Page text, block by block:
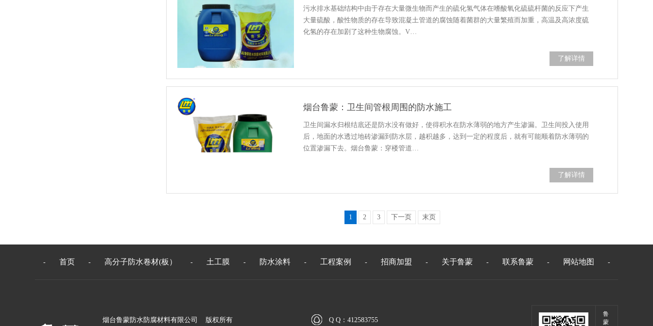
污水排水基础结构中由于存在大量微生物而产生的硫化氢气体在嗜酸氧化硫硫杆菌的反应下产生
大量硫酸，酸性物质的存在导致混凝土管道的腐蚀随着菌群的大量繁殖而加重，高温及高浓度硫
化氢的存在加剧了这种生物腐蚀。V…
了解详情
烟台鲁蒙：卫生间管根周围的防水施工
卫生间漏水归根结底还是防水没有做好，使得积水在防水薄弱的地方产生渗漏。卫生间投入使用
后，地面的水透过地砖渗漏到防水层，越积越多，达到一定的程度后，就有可能顺着防水薄弱的
位置渗漏下去。烟台鲁蒙：穿楼管道…
了解详情
1 2 3 下一页 末页
- 首页 - 高分子防水卷材(板） - 土工膜 - 防水涂料 - 工程案例 - 招商加盟 - 关于鲁蒙 - 联系鲁蒙 - 网站地图 -
烟台鲁蒙防水防腐材料有限公司 版权所有 Q Q：412583755
鲁
蒙